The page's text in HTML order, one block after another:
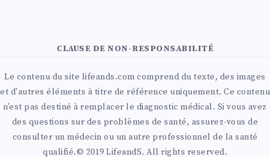
CLAUSE DE NON-RESPONSABILITÉ
Le contenu du site lifeands.com comprend du texte, des images
et d'autres éléments à titre de référence uniquement. Ce contenu
n'est pas destiné à remplacer le diagnostic médical. Si vous avez
des questions sur des problèmes de santé, assurez-vous de
consulter un médecin ou un autre professionnel de la santé
qualifié.© 2019 LifeandS. All rights reserved.